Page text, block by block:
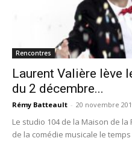
Rencontres
Laurent Valière lève
du 2 décembre...
Rémy Batteault - 20 novembre
Le studio 104 de la Maison de
de la comédie musicale le